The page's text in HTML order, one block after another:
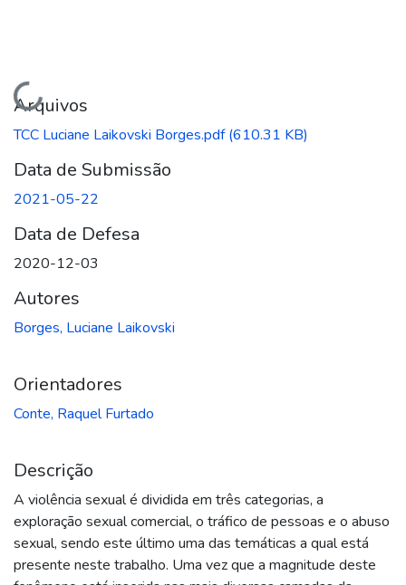
Carregando...
Arquivos
TCC Luciane Laikovski Borges.pdf(610.31 KB)
Data de Submissão
2021-05-22
Data de Defesa
2020-12-03
Autores
Borges, Luciane Laikovski
Orientadores
Conte, Raquel Furtado
Descrição
A violência sexual é dividida em três categorias, a
exploração sexual comercial, o tráfico de pessoas e o abuso
sexual, sendo este último uma das temáticas a qual está
presente neste trabalho. Uma vez que a magnitude deste